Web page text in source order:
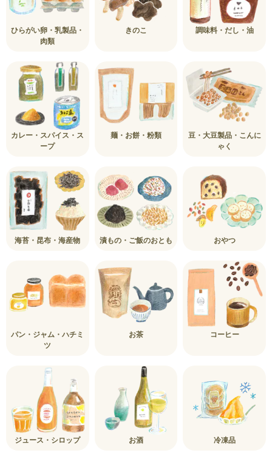
ひらがい卵・乳製品・
肉類
きのこ 調味料・だし・油
カレー・スパイス・ス
ープ
麺・お餅・粉類
豆・大豆製品・こんに
ゃく
海苔・昆布・海産物 漬もの・ご飯のおとも おやつ
パン・ジャム・ハチミ
ツ
お茶 コーヒー
ジュース・シロップ お酒 冷凍品